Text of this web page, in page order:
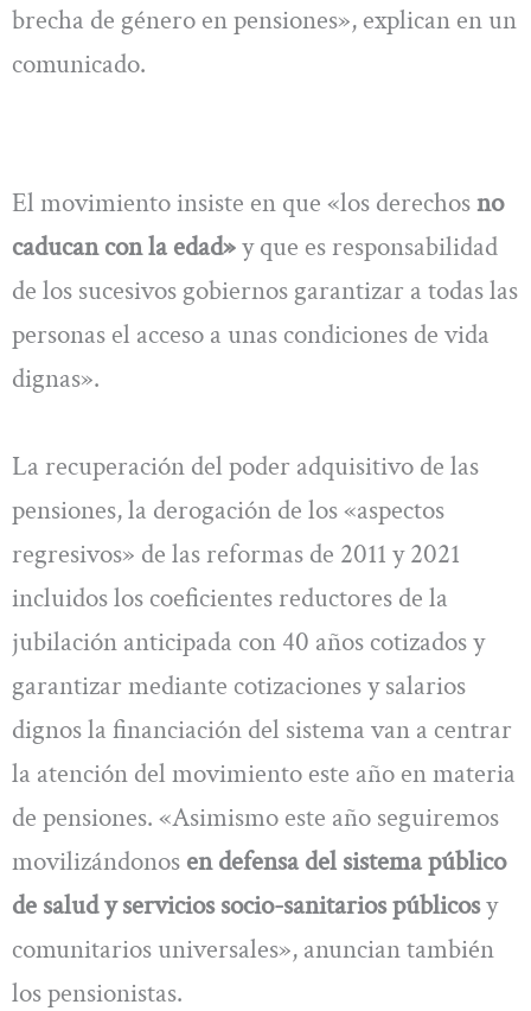
brecha de género en pensiones», explican en un
comunicado.
El movimiento insiste en que «los derechosno
caducan con la edad»y que es responsabilidad
de los sucesivos gobiernos garantizar a todas las
personas el acceso a unas condiciones de vida
dignas».
La recuperación del poder adquisitivo de las
pensiones, la derogación de los «aspectos
regresivos» de las reformas de 2011 y 2021
incluidos los coeficientes reductores de la
jubilación anticipada con 40 años cotizados y
garantizar mediante cotizaciones y salarios
dignos la financiación del sistema van a centrar
la atención del movimiento este año en materia
de pensiones. «Asimismo este año seguiremos
movilizándonos en defensa del sistema público
de salud y servicios socio-sanitarios públicosy
comunitarios universales», anuncian también
los pensionistas.